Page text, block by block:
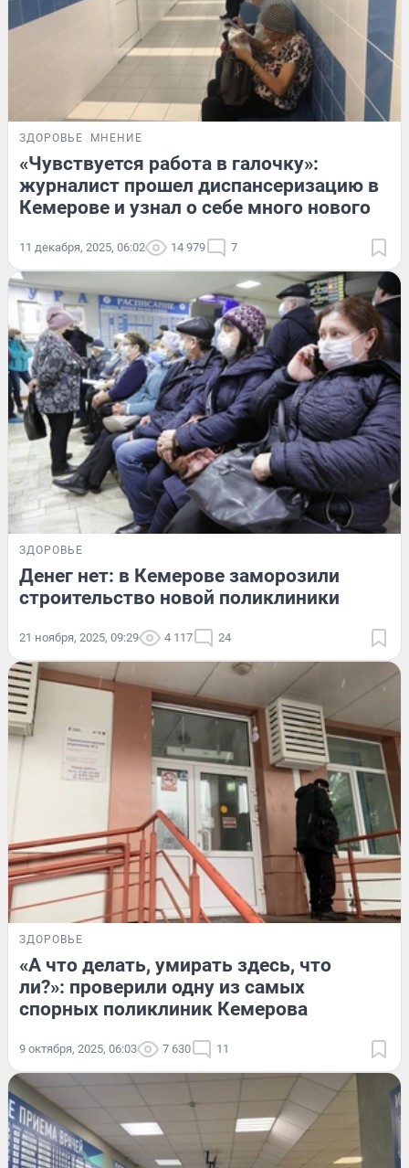
ЗДОРОВЬЕ МНЕНИЕ
«Чувствуется работа в галочку»:
журналист прошел диспансеризацию в
Кемерове и узнал о себе много нового
11 декабря, 2025, 06:02 14 979 7
ЗДОРОВЬЕ
Денег нет: в Кемерове заморозили
строительство новой поликлиники
21 ноября, 2025, 09:29 4 117 24
ЗДОРОВЬЕ
«А что делать, умирать здесь, что
ли?»: проверили одну из самых
спорных поликлиник Кемерова
9 октября, 2025, 06:03 7 630 11